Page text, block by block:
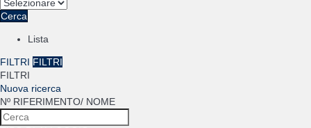
Cerca
Lista
FILTRI FILTRI
FILTRI
Nuova ricerca
Nº RIFERIMENTO/ NOME